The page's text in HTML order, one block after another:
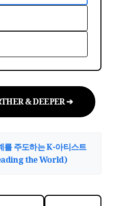
& DEEPER ➔
를 주도하는 K-아티스트
the World)